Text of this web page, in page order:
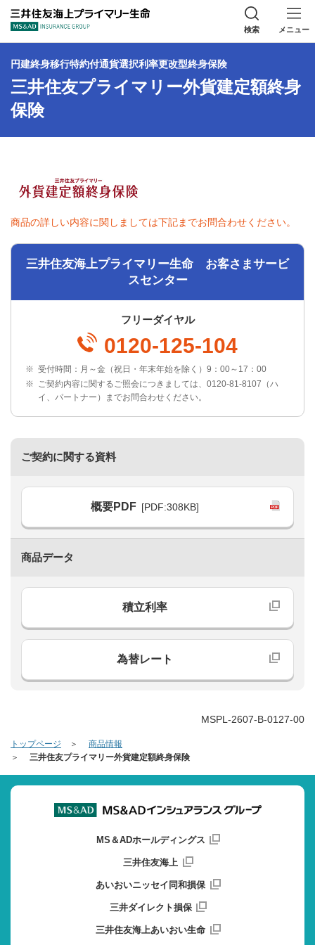
三井住友海上プ
検索 メニュー
円建終身移行特約付通貨選択利率更改型終身保険
三井住友プライマリー外貨建定額終身
保険
商品の詳しい内容に関しましては下記までお問合わせください。
三井住友海上プライマリー生命 お客さまサービ
スセンター
フリーダイヤル
0120-125-104
※ 受付時間：月～金（祝日・年末年始を除く）9：00～17：00
※ ご契約内容に関するご照会につきましては、0120-81-8107（ハ
イ、パートナー）までお問合わせください。
ご契約に関する資料
概要PDF [PDF:308KB]
商品データ
積立利率
為替レート
MSPL-2607-B-0127-00
トップページ
商品情報
三井住友プライマリー外貨建定額終身保険
MS＆ADホールディングス
三井住友海上
あいおいニッセイ同和損保
三井ダイレクト損保
三井住友海上あいおい生命